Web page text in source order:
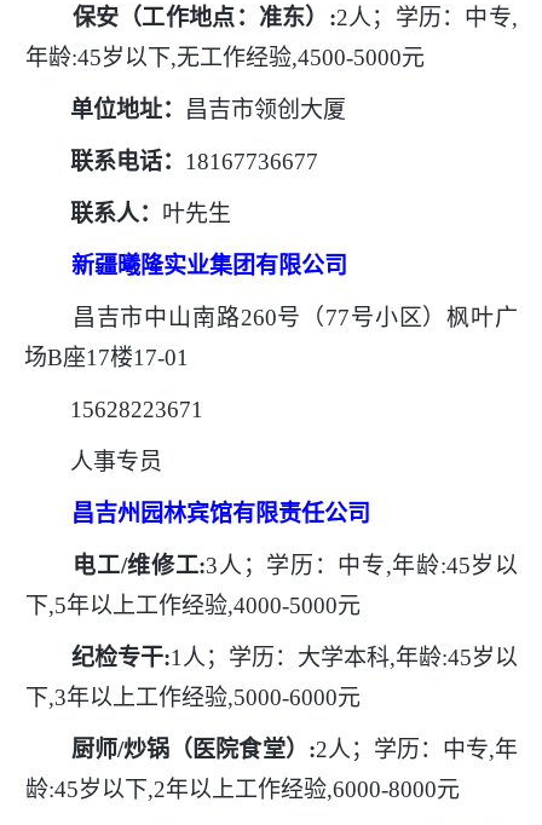
保安（工作地点：准东） :2人；学历：中专,
年龄:45岁以下,无工作经验,4500-5000元
单位地址： 昌吉市领创大厦
联系电话： 18167736677
联系人： 叶先生
新疆曦隆实业集团有限公司
昌吉市中山南路260号（77号小区）枫叶广
场B座17楼17-01
15628223671
人事专员
昌吉州园林宾馆有限责任公司
电工/维修工:3人；学历：中专,年龄:45岁以
下,5年以上工作经验,4000-5000元
纪检专干:1人；学历：大学本科,年龄:45岁以
下,3年以上工作经验,5000-6000元
厨师/炒锅（医院食堂）:2人；学历：中专,年
龄:45岁以下,2年以上工作经验,6000-8000元